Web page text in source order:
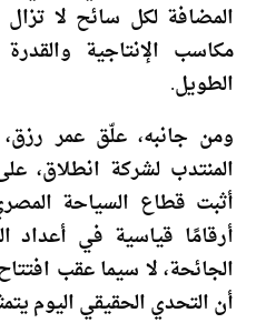
المضافة لكل سائح لا
مكاسب الإنتاجية
الطويل.
ومن جانبه، علّق عمر
المنتدب لشركة انطلاق،
أثبت قطاع السياحة
أرقامًا قياسية في أعداد
الجائحة، لا سيما عقب
أن التحدي الحقيقي اليوم